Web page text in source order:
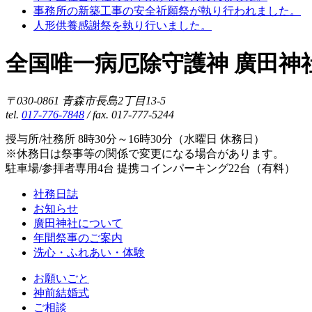
事務所の新築工事の安全祈願祭が執り行われました。
人形供養感謝祭を執り行いました。
全国唯一病厄除守護神 廣田神
〒030-0861 青森市長島2丁目13-5
tel. 017-776-7848 / fax. 017-777-5244
授与所/社務所 8時30分～16時30分（水曜日 休務日）
※休務日は祭事等の関係で変更になる場合があります。
駐車場/参拝者専用4台 提携コインパーキング22台（有料）
社務日誌
お知らせ
廣田神社について
年間祭事のご案内
洗心・ふれあい・体験
お願いごと
神前結婚式
ご相談